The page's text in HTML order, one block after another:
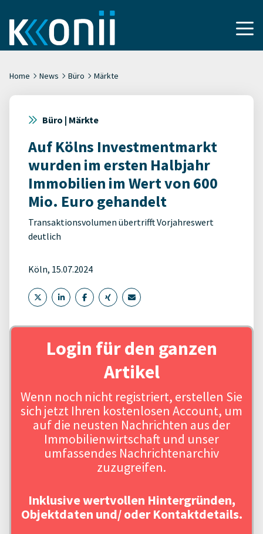
Home News Büro Märkte
Büro | Märkte
Auf Kölns Investmentmarkt
wurden im ersten Halbjahr
Immobilien im Wert von 600
Mio. Euro gehandelt
Transaktionsvolumen übertrifft Vorjahreswert
deutlich
Köln, 15.07.2024
Login für den ganzen
Artikel
Wenn noch nicht registriert, erstellen Sie
sich jetzt Ihren kostenlosen Account, um
auf die neusten Nachrichten aus der
Immobilienwirtschaft und unser
umfassendes Nachrichtenarchiv
zuzugreifen.
Inklusive wertvollen Hintergründen,
Objektdaten und/ oder Kontaktdetails.